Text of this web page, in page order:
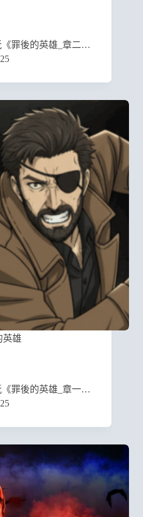
《罪後的英雄_章二…
英雄
《罪後的英雄_章一…